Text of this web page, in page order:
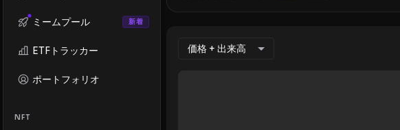
ミームプール 新着
ETFトラッカー
ポートフォリオ
NFT
価格 + 出来高